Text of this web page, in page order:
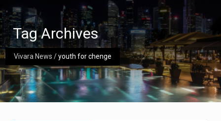
Vivara News /youth for chenge
Tag Archives